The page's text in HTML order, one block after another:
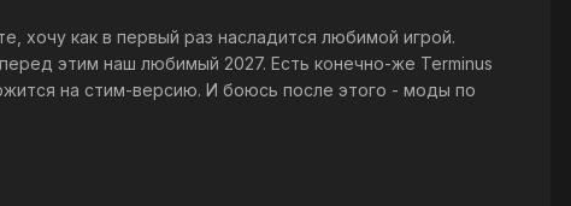
хочу как в первый раз насладится любимой игрой.
этим наш любимый 2027. Есть конечно-же Terminus
на стим-версию. И боюсь после этого - моды по